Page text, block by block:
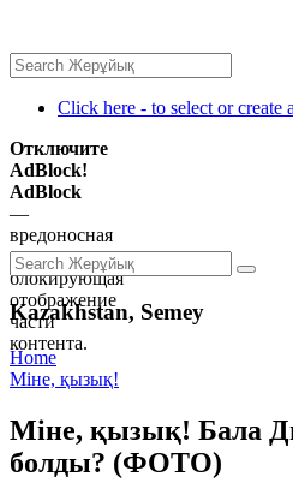
Click here - to select or create
Отключите
AdBlock!
AdBlock
—
вредоносная
программа,
блокирующая
отображение
части
контента.
Kazakhstan, Semey
Home
Міне, қызық!
Міне, қызық! Бала
болды? (ФОТО)